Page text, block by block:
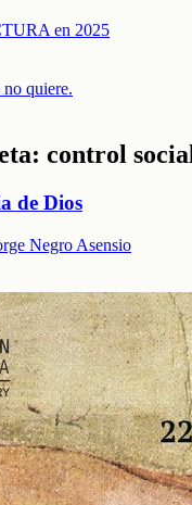
en 2025
no quiere.
control social
de Dios
Negro Asensio